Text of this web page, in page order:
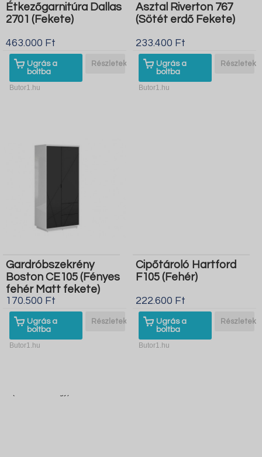
Étkezőgarnitúra Dallas
2701 (Fekete)
463.000 Ft
Ugrás a
boltba
Részletek
Butor1.hu
Asztal Riverton 767
(Sötét erdő Fekete)
233.400 Ft
Ugrás a
boltba
Részletek
Butor1.hu
Gardróbszekrény
Boston CE105 (Fényes
fehér Matt fekete)
170.500 Ft
Ugrás a
boltba
Részletek
Butor1.hu
Cipőtároló Hartford
F105 (Fehér)
222.600 Ft
Ugrás a
boltba
Részletek
Butor1.hu